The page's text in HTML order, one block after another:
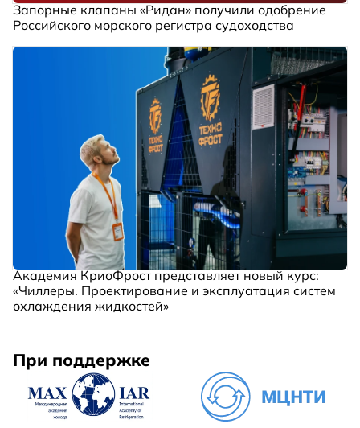
Запорные клапаны «Ридан» получили одобрение
Российского морского регистра судоходства
Академия КриоФрост представляет новый курс:
«Чиллеры. Проектирование и эксплуатация систем
охлаждения жидкостей»
При поддержке